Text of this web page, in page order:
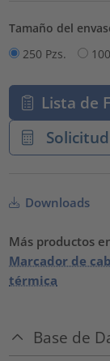
Tamaño del
250 Pzs.
Lista de
Downloads
Más productos
Marcador de
térmica
Base de